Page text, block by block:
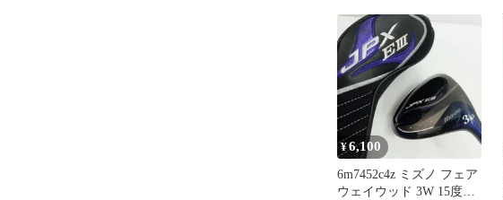
レックス フェアウェイ
ウッド 中古【最短即日
発送】
¥6,100
6m7452c4z ミズノ フェア
ウェイウッド 3W 15度